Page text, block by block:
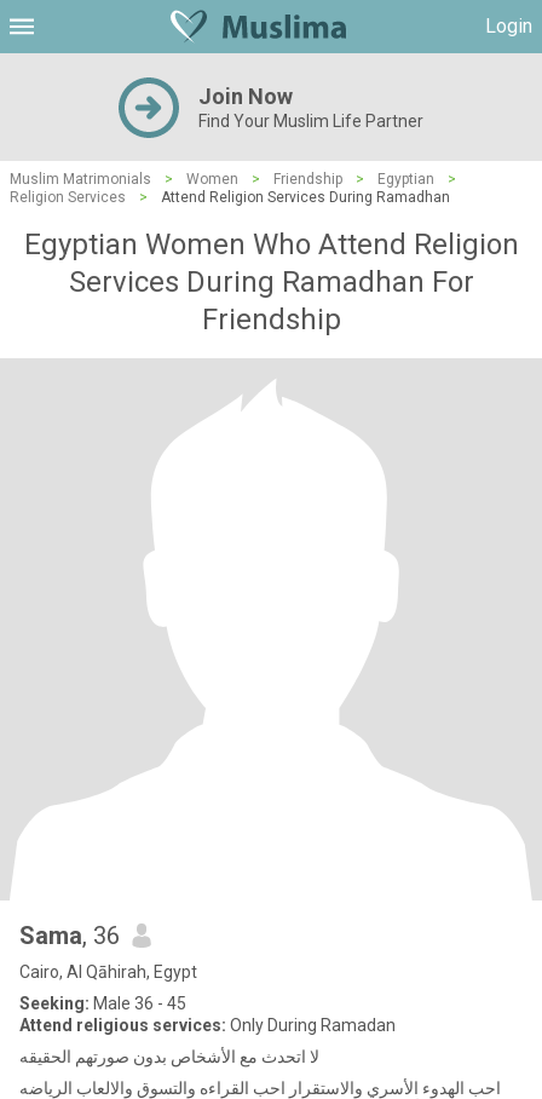
Login
Join Now
Find Your Muslim Life Partner
Muslim Matrimonials > Women > Friendship > Egyptian
>
Religion Services
> Attend Religion Services During Ramadhan
Egyptian Women Who Attend Religion
Services During Ramadhan For
Friendship
Sama, 36
Cairo, Al Qāhirah, Egypt
Seeking: Male 36 - 45
Attend religious services: Only During Ramadan
لا اتحدث مع الأشخاص بدون صورتهم الحقيقه
احب الهدوء الأسري والاستقرار احب القراءه والتسوق والالعاب الرياضه